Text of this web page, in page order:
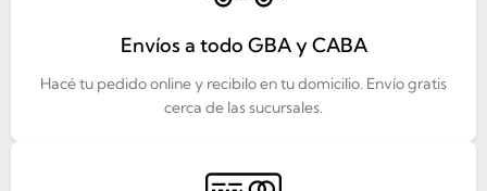
Envíos a todo GBA y CABA
Hacé tu pedido online y recibilo en tu domicilio. Envío gratis
cerca de las sucursales.